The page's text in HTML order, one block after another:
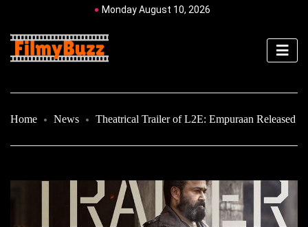
Monday August 10, 2026
Home News Theatrical Trailer of L2E: Empuraan Released